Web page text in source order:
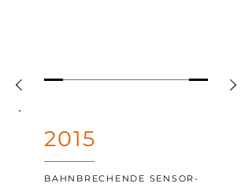
2015
BAHNBRECHENDE SENSOR-